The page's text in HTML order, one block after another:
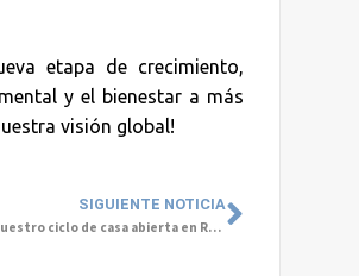
etapa de crecimiento,
y el bienestar a más
visión global!
SIGUIENTE NOTICIA
¡Tenemos nuevos horarios para nuestro ciclo de casa abierta en Rancagua!